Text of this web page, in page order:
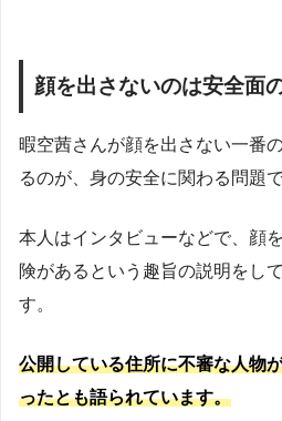
顔を出さないのは安全面
暇空茜さんが顔を出さない一番
るのが、身の安全に関わる問題で
本人はインタビューなどで、顔
険があるという趣旨の説明をし
す。
公開している住所に不審な人物
ったとも語られています。